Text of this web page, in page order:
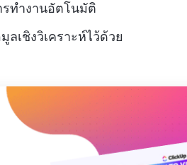
ทำงานอัตโนมัติ
เชิงวิเคราะห์ไว้ด้วย